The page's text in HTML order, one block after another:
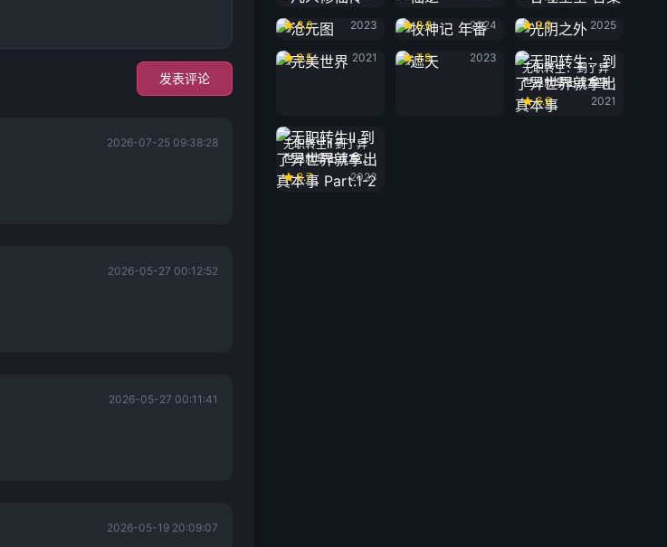
沧元图
8.6
2023
牧神记 年番
8.8
2024
光阴之外
9.0
2025
完美世界
8.5
2021
遮天
7.9
2023
无职转生：到了异
世界就拿出真本事
6.6
2021
无职转生Ⅱ 到了异
世界就拿出真本事
Part.1-2
8.7 2023
发表评论
2026-07-25 09:38:28
2026-05-27 00:12:52
2026-05-27 00:11:41
2026-05-19 20:09:07